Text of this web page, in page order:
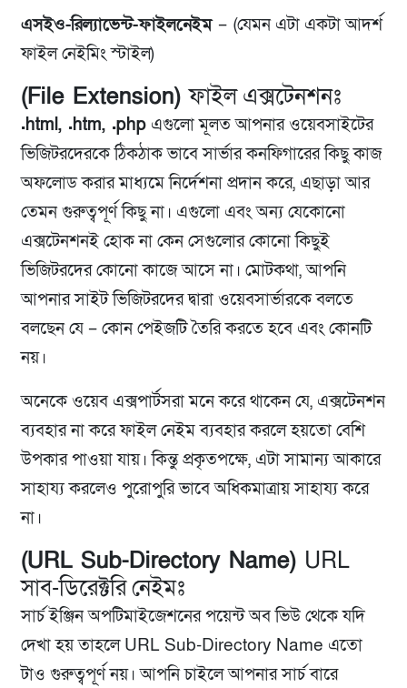
এসইও-রিল্যাভেন্ট-ফাইলনেইম– (যেমন এটা একটা আদর্শ
ফাইল নেইমিং স্টাইল)
(File Extension)ফাইল এক্সটেনশনঃ
.html, .htm, .php এগুলো মূলত আপনার ওয়েবসাইটের
ভিজিটরদেরকে ঠিকঠাক ভাবে সার্ভার কনফিগারের কিছু কাজ
অফলোড করার মাধ্যমে নির্দেশনা প্রদান করে, এছাড়া আর
তেমন গুরুত্বপূর্ণ কিছু না। এগুলো এবং অন্য যেকোনো
এক্সটেনশনই হোক না কেন সেগুলোর কোনো কিছুই
ভিজিটরদের কোনো কাজে আসে না। মোটকথা, আপনি
আপনার সাইট ভিজিটরদের দ্বারা ওয়েবসার্ভারকে বলতে
বলছেন যে – কোন পেইজটি তৈরি করতে হবে এবং কোনটি
নয়।
অনেকে ওয়েব এক্সপার্টসরা মনে করে থাকেন যে, এক্সটেনশন
ব্যবহার না করে ফাইল নেইম ব্যবহার করলে হয়তো বেশি
উপকার পাওয়া যায়। কিন্তু প্রকৃতপক্ষে, এটা সামান্য আকারে
সাহায্য করলেও পুরোপুরি ভাবে অধিকমাত্রায় সাহায্য করে
না।
(URL Sub-Directory Name) URL
সাব-ডিরেক্টরি নেইমঃ
সার্চ ইঞ্জিন অপটিমাইজেশনের পয়েন্ট অব ভিউ থেকে যদি
দেখা হয় তাহলে URL Sub-Directory Name এতো
টাও গুরুত্বপূর্ণ নয়। আপনি চাইলে আপনার সার্চ বারে